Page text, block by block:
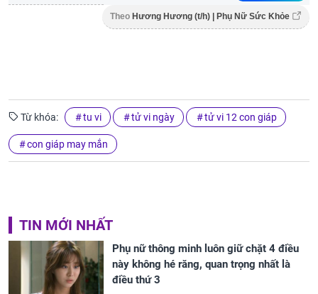
Theo Hương Hương (t/h) | Phụ Nữ Sức Khỏe
Từ khóa: tu vi tử vi ngày tử vi 12 con giáp
con giáp may mắn
TIN MỚI NHẤT
Phụ nữ thông minh luôn giữ chặt 4 điều
này không hé răng, quan trọng nhất là
điều thứ 3